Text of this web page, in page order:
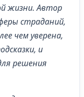
жизни. Автор
страданий,
чем уверена,
и
решения